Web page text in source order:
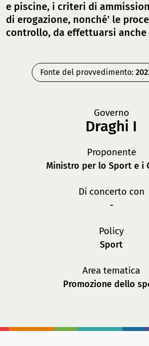
e piscine, i criteri di
di erogazione, nonché' le
controllo, da effettuarsi anche
Fonte del provvedimento:
Governo
Draghi I
Proponente
Ministro per lo Sport e i
Di concerto con
-
Policy
Sport
Area tematica
Promozione dello